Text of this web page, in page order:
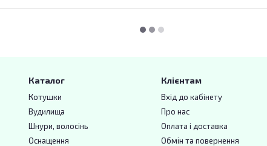
Каталог
Котушки
Вудилища
Шнури, волосінь
Оснащення
Клієнтам
Вхід до кабінету
Про нас
Оплата і доставка
Обмін та повернення